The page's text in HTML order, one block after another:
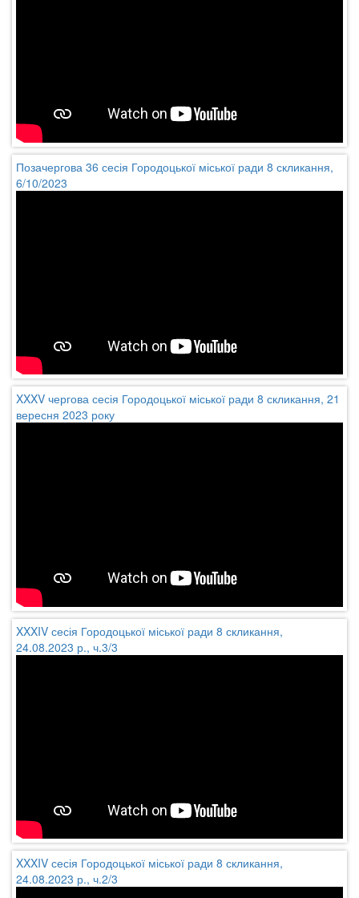
Позачергова 36 сесія Городоцької міської ради 8 скликання,
6/10/2023
XXXV чергова сесія Городоцької міської ради 8 скликання, 21
вересня 2023 року
XXXIV сесія Городоцької міської ради 8 скликання,
24.08.2023 р., ч.3/3
XXXIV сесія Городоцької міської ради 8 скликання,
24.08.2023 р., ч.2/3